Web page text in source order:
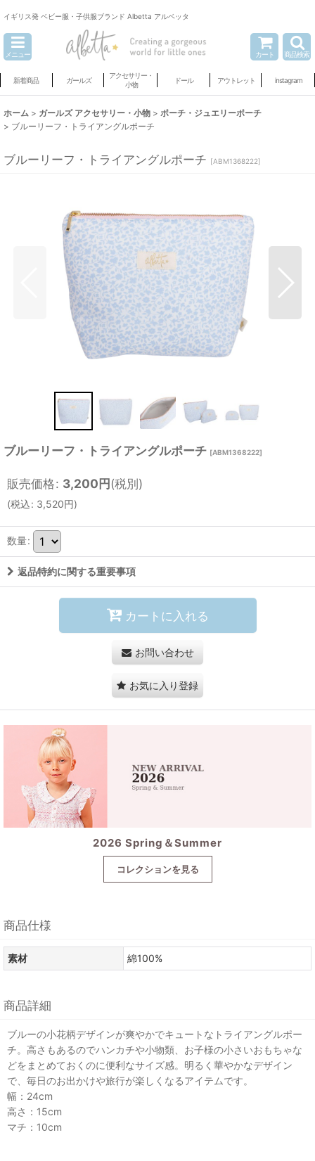
イギリス発 ベビー服・子供服ブランド Albetta アルベッタ
メニュー カート 商品検索
新着商品 ガールズ
アクセサリー・
小物
ドール アウトレット instagram
ホーム > ガールズ アクセサリー・小物 > ポーチ・ジュエリーポーチ
> ブルーリーフ・トライアングルポーチ
ブルーリーフ・トライアングルポーチ [ABM1368222]
ブルーリーフ・トライアングルポーチ [ABM1368222]
販売価格: 3,200円(税別)
(税込: 3,520円)
数量:
返品特約に関する重要事項
カートに入れる
お問い合わせ
お気に入り登録
2026 Spring＆Summer
コレクションを見る
商品仕様
素材 綿100%
商品詳細
ブルーの小花柄デザインが爽やかでキュートなトライアングルポー
チ。高さもあるのでハンカチや小物類、お子様の小さいおもちゃな
どをまとめておくのに便利なサイズ感。明るく華やかなデザイン
で、毎日のお出かけや旅行が楽しくなるアイテムです。
幅：24cm
高さ：15cm
マチ：10cm